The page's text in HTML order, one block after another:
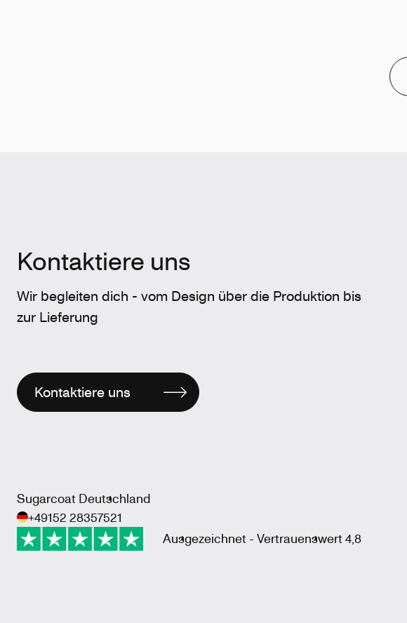
Kontaktiere uns
Wir begleiten dich - vom Design über die Produktion bis
zur Lieferung
Kontaktiere uns
Sugarcoat Deutschland
+49152 28357521
Ausgezeichnet - Vertrauenswert 4,8